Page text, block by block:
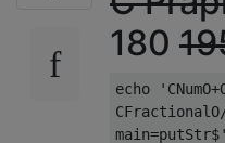
180
echo